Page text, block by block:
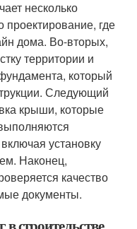
несколько
где
дома. Во-вторых,
территории и
который
Следующий
крыши, которые
установку
Наконец,
качество
документы.